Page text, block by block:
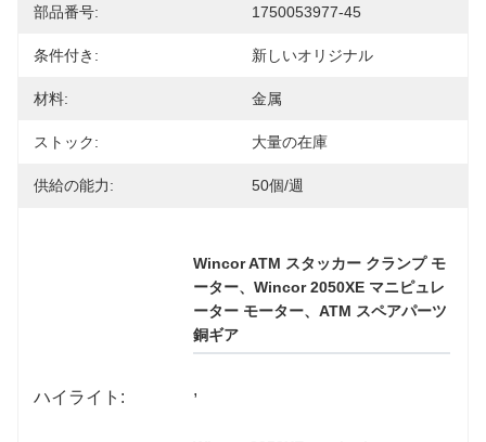
部品番号: 1750053977-45
条件付き: 新しいオリジナル
材料: 金属
ストック: 大量の在庫
供給の能力: 50個/週
ハイライト:
Wincor ATM スタッカー クランプ モ
ーター、Wincor 2050XE マニピュレ
ーター モーター、ATM スペアパーツ
銅ギア
,